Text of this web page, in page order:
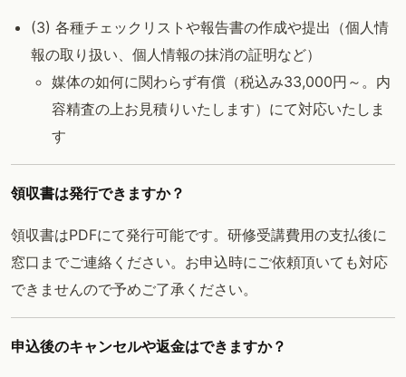
(3) 各種チェックリストや報告書の作成や提出（個人情
報の取り扱い、個人情報の抹消の証明など）
媒体の如何に関わらず有償（税込み33,000円～。内
容精査の上お見積りいたします）にて対応いたしま
す
領収書は発行できますか？
領収書はPDFにて発行可能です。研修受講費用の支払後に
窓口までご連絡ください。お申込時にご依頼頂いても対応
できませんので予めご了承ください。
申込後のキャンセルや返金はできますか？